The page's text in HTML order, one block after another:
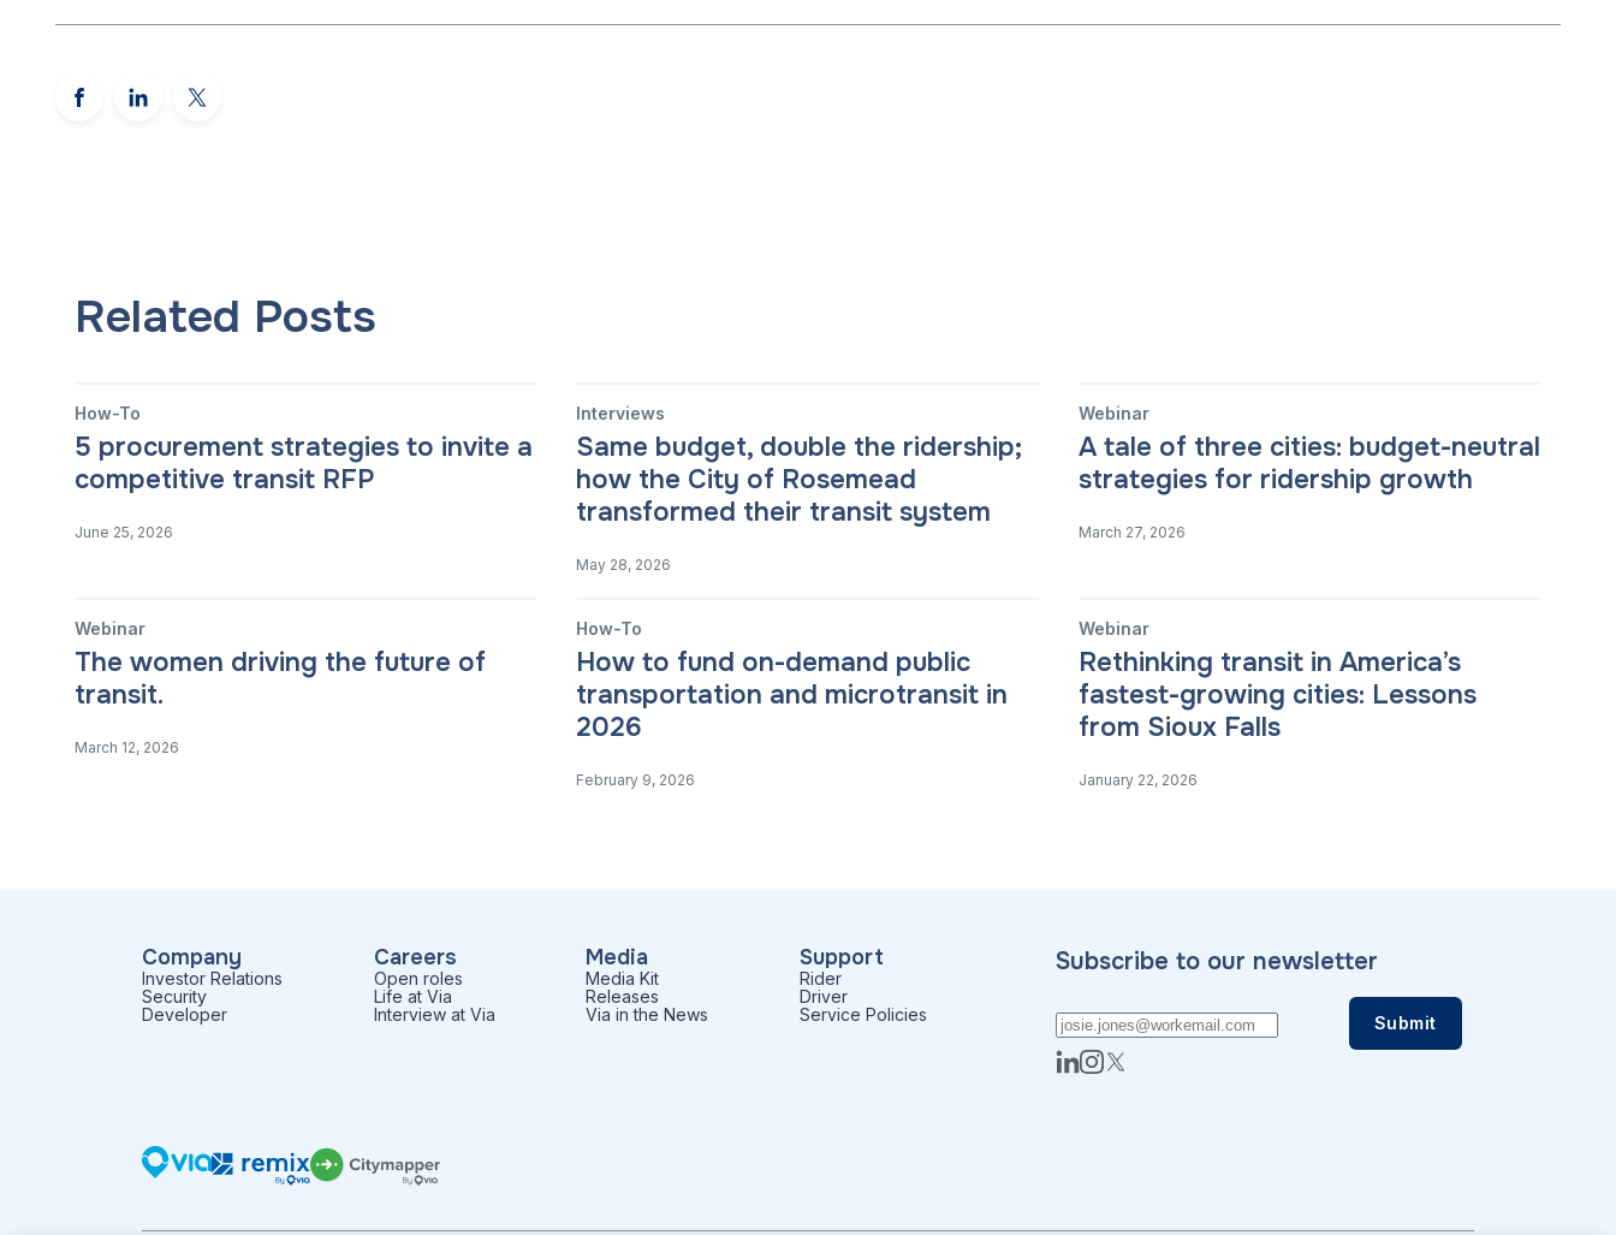
Related Posts
How-To
5 procurement strategies to invite a
competitive transit RFP
June 25, 2026
Interviews
Same budget, double the ridership;
how the City of Rosemead
transformed their transit system
May 28, 2026
Webinar
A tale of three cities: budget-neutral
strategies for ridership growth
March 27, 2026
Webinar
The women driving the future of
transit.
March 12, 2026
How-To
How to fund on-demand public
transportation and microtransit in
2026
February 9, 2026
Webinar
Rethinking transit in America’s
fastest-growing cities: Lessons
from Sioux Falls
January 22, 2026
Company
Investor Relations
Security
Developer
Careers
Open roles
Life at Via
Interview at Via
Media
Media Kit
Releases
Via in the News
Support
Rider
Driver
Service Policies
Subscribe to our newsletter